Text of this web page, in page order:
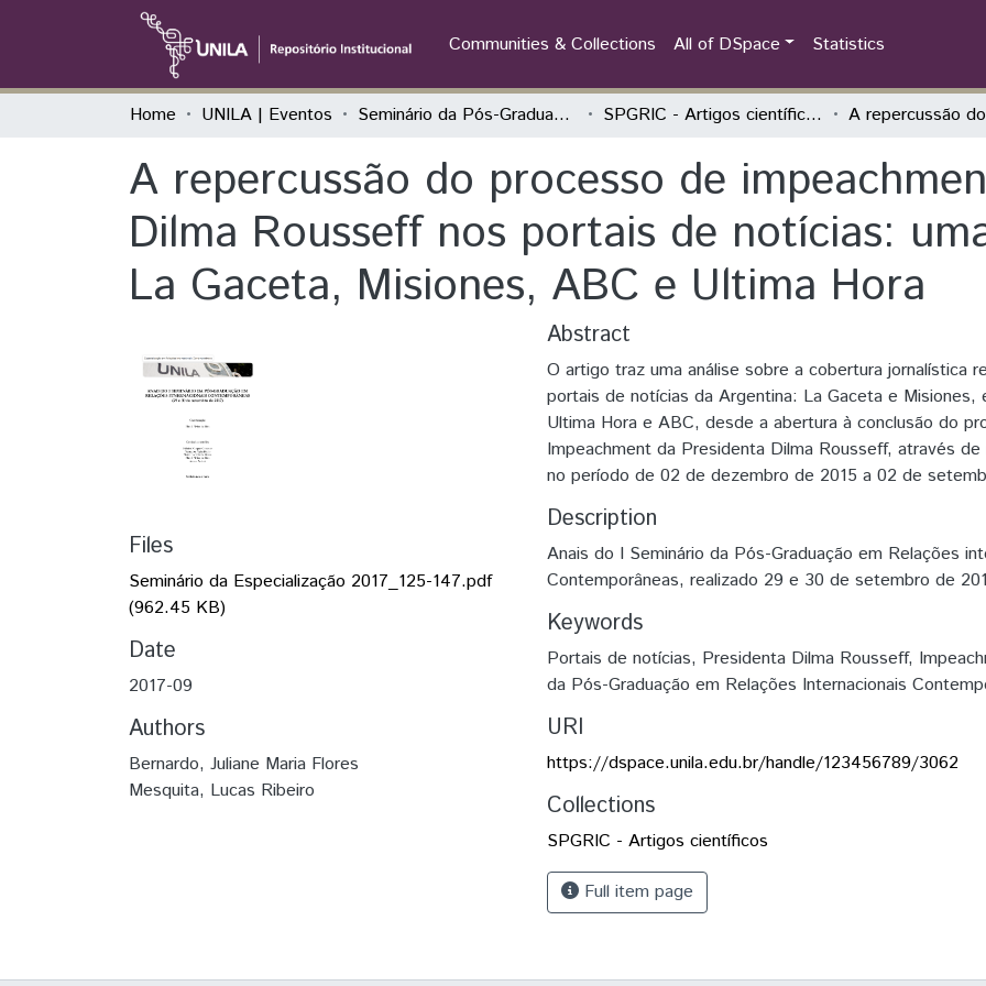
Communities & Collections All of DSpace Statistics
Home UNILA | Eventos Seminário da Pós-Graduação Relações Internacionais Contemporâneas (SPGRIC) SPGRIC - Artigos científicos
A repercussão do processo de
Dilma Rousseff nos portais de notícias:
La Gaceta, Misiones, ABC e Ultima Hora
Files
Seminário da Especialização 2017_125-147.pdf
(962.45 KB)
Date
2017-09
Authors
Bernardo, Juliane Maria Flores
Mesquita, Lucas Ribeiro
Abstract
O artigo traz uma análise sobre a cobertura jornalística
portais de notícias da Argentina: La Gaceta e Misiones,
Ultima Hora e ABC, desde a abertura à conclusão do
Impeachment da Presidenta Dilma Rousseff, através de
no período de 02 de dezembro de 2015 a 02 de
Description
Anais do I Seminário da Pós-Graduação em Relações
Contemporâneas, realizado 29 e 30 de setembro de
Keywords
Portais de notícias, Presidenta Dilma Rousseff,
da Pós-Graduação em Relações Internacionais
URI
https://dspace.unila.edu.br/handle/123456789/3062
Collections
SPGRIC - Artigos científicos
Full item page